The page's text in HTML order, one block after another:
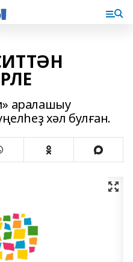
аралашыу
хәл булған.